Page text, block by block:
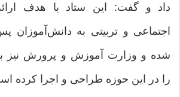
داد و گفت: این ستاد با هدف
اجتماعی و تربیتی به دانش‌آموزان
شده و وزارت آموزش و پرورش نیز
را در این حوزه طراحی و اجرا کرده